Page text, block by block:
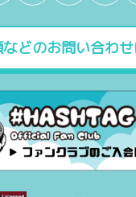
どのお問い合わ